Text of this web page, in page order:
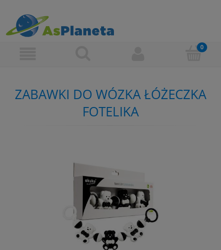
ZABAWKI DO WÓZKA ŁÓŻECZKA
FOTELIKA